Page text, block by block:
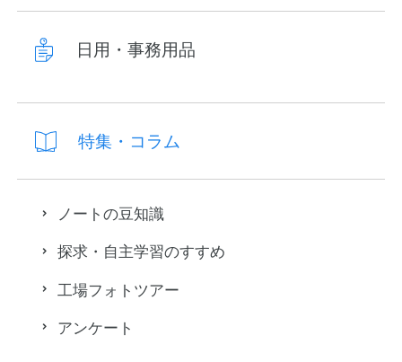
日用・事務用品
特集・コラム
ノートの豆知識
探求・自主学習のすすめ
工場フォトツアー
アンケート